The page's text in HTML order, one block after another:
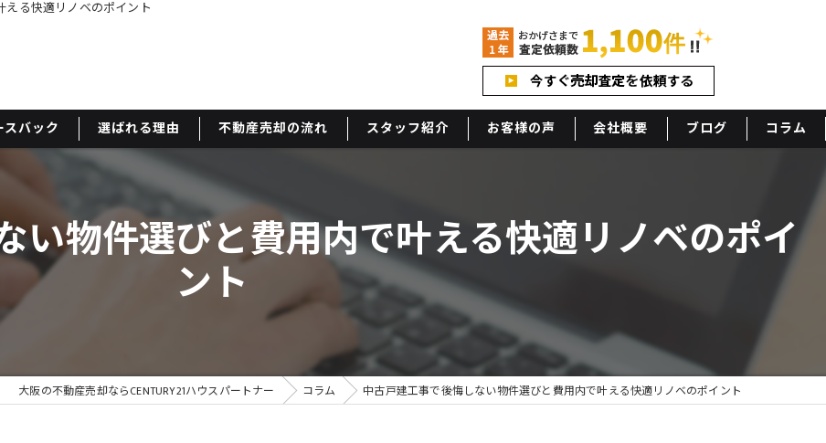
る快適リノベのポイント
スバック 選ばれる理由 不動産売却の流れ スタッフ紹介 お客様の声 会社概要 ブログ コラム
い物件選びと費用内で叶える快適リノベのポイ
ント
大阪の不動産売却ならCENTURY21ハウスパートナー コラム 中古戸建工事で後悔しない物件選びと費用内で叶える快適リノベのポイント